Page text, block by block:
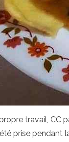
travail, CC
prise pendant